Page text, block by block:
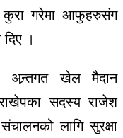
कुरा गरेमा आफुहरुसंग
।
अन्र्तगत खेल मैदान
सदस्य राजेश
लागि सुरक्षा